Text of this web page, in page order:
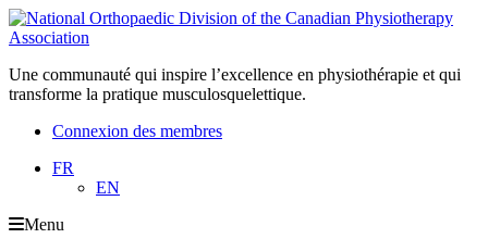
Une communauté qui inspire l’excellence en physiothérapie et qui
transforme la pratique musculosquelettique.
Connexion des membres
FR
EN
Menu